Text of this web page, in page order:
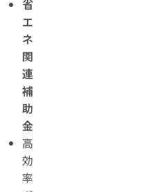
省
エ
ネ
関
連
補
助
金
高
効
率